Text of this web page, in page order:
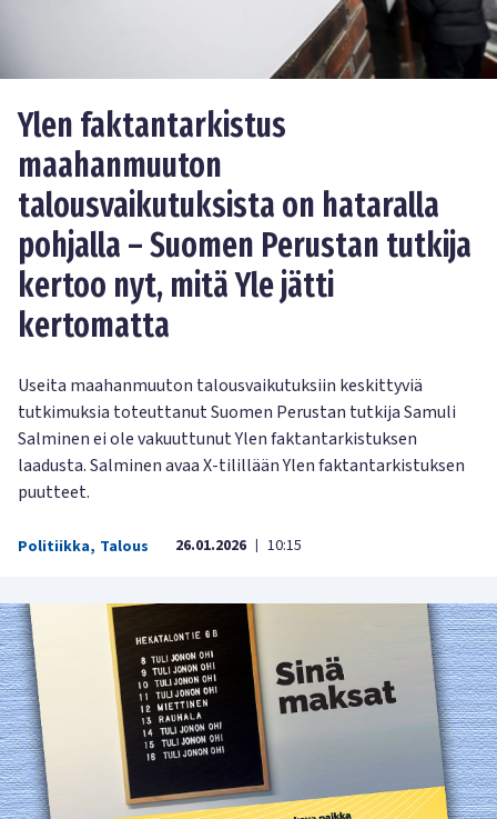
Ylen faktantarkistus
maahanmuuton
talousvaikutuksista on hataralla
pohjalla – Suomen Perustan tutkija
kertoo nyt, mitä Yle jätti
kertomatta
Useita maahanmuuton talousvaikutuksiin keskittyviä
tutkimuksia toteuttanut Suomen Perustan tutkija Samuli
Salminen ei ole vakuuttunut Ylen faktantarkistuksen
laadusta. Salminen avaa X-tilillään Ylen faktantarkistuksen
puutteet.
Politiikka, Talous 26.01.2026 | 10:15